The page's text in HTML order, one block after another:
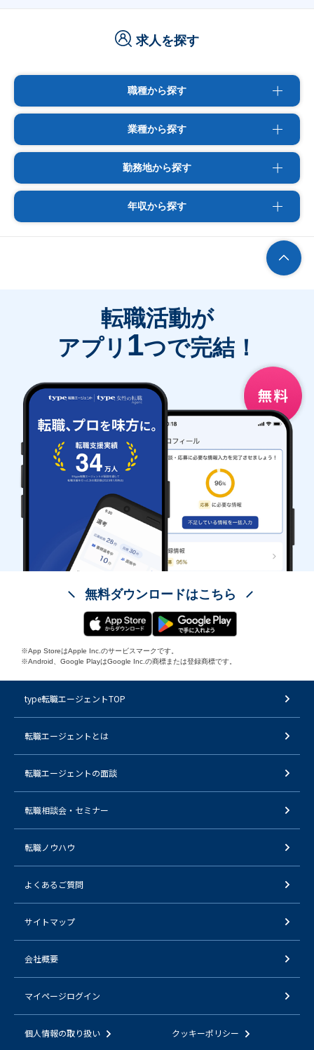
求人を探す
職種から探す
業種から探す
勤務地から探す
年収から探す
転職活動が
アプリ 1つで完結！
無料ダウンロードはこちら
※App StoreはApple Inc.のサービスマークです。
※Android、Google PlayはGoogle Inc.の商標または登録商標です。
type転職エージェントTOP
転職エージェントとは
転職エージェントの面談
転職相談会・セミナー
転職ノウハウ
よくあるご質問
サイトマップ
会社概要
マイページログイン
個人情報の取り扱い クッキーポリシー